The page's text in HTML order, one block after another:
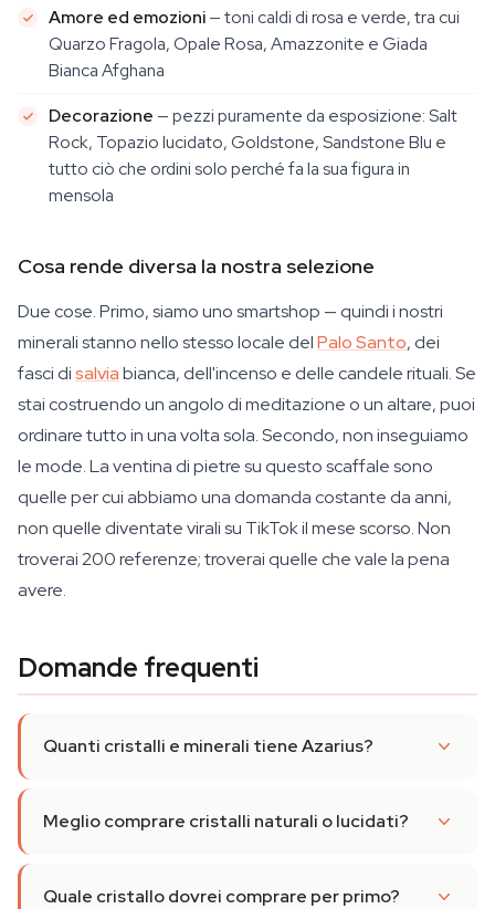
Amore ed emozioni— toni caldi di rosa e verde, tra cui
Quarzo Fragola, Opale Rosa, Amazzonite e Giada
Bianca Afghana
Decorazione — pezzi puramente da esposizione: Salt
Rock, Topazio lucidato, Goldstone, Sandstone Blu e
tutto ciò che ordini solo perché fa la sua figura in
mensola
Cosa rende diversa la nostra selezione
Due cose. Primo, siamo uno smartshop — quindi i nostri
minerali stanno nello stesso locale delPalo Santo, dei
fasci disalviabianca, dell'incenso e delle candele rituali. Se
stai costruendo un angolo di meditazione o un altare, puoi
ordinare tutto in una volta sola. Secondo, non inseguiamo
le mode. La ventina di pietre su questo scaffale sono
quelle per cui abbiamo una domanda costante da anni,
non quelle diventate virali su TikTok il mese scorso. Non
troverai 200 referenze; troverai quelle che vale la pena
avere.
Domande frequenti
Quanti cristalli e minerali tiene Azarius?
Meglio comprare cristalli naturali o lucidati?
Quale cristallo dovrei comprare per primo?